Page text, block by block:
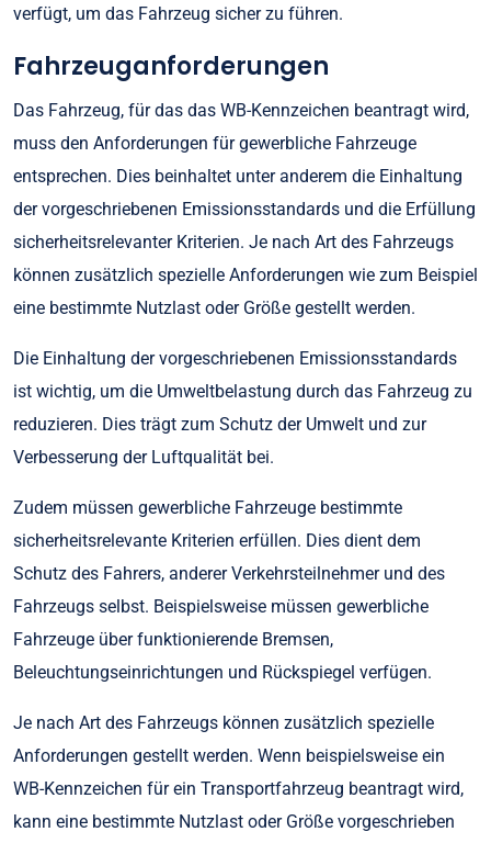
verfügt, um das Fahrzeug sicher zu führen.
Fahrzeuganforderungen
Das Fahrzeug, für das das WB-Kennzeichen beantragt wird,
muss den Anforderungen für gewerbliche Fahrzeuge
entsprechen. Dies beinhaltet unter anderem die Einhaltung
der vorgeschriebenen Emissionsstandards und die Erfüllung
sicherheitsrelevanter Kriterien. Je nach Art des Fahrzeugs
können zusätzlich spezielle Anforderungen wie zum Beispiel
eine bestimmte Nutzlast oder Größe gestellt werden.
Die Einhaltung der vorgeschriebenen Emissionsstandards
ist wichtig, um die Umweltbelastung durch das Fahrzeug zu
reduzieren. Dies trägt zum Schutz der Umwelt und zur
Verbesserung der Luftqualität bei.
Zudem müssen gewerbliche Fahrzeuge bestimmte
sicherheitsrelevante Kriterien erfüllen. Dies dient dem
Schutz des Fahrers, anderer Verkehrsteilnehmer und des
Fahrzeugs selbst. Beispielsweise müssen gewerbliche
Fahrzeuge über funktionierende Bremsen,
Beleuchtungseinrichtungen und Rückspiegel verfügen.
Je nach Art des Fahrzeugs können zusätzlich spezielle
Anforderungen gestellt werden. Wenn beispielsweise ein
WB-Kennzeichen für ein Transportfahrzeug beantragt wird,
kann eine bestimmte Nutzlast oder Größe vorgeschrieben